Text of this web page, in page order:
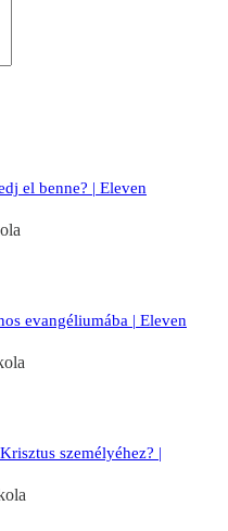
el benne? | Eleven
evangéliumába | Eleven
személyéhez? |